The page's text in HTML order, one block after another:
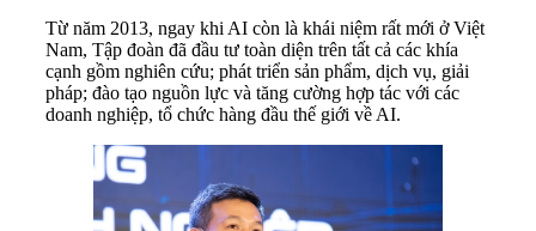
Từ năm 2013, ngay khi AI còn là khái niệm rất mới ở Việt
Nam, Tập đoàn đã đầu tư toàn diện trên tất cả các khía
cạnh gồm nghiên cứu; phát triển sản phẩm, dịch vụ, giải
pháp; đào tạo nguồn lực và tăng cường hợp tác với các
doanh nghiệp, tổ chức hàng đầu thế giới về AI.